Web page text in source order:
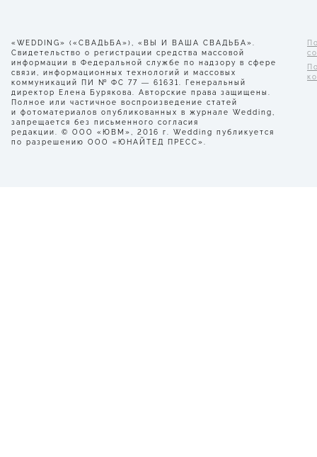
«WEDDING» («СВАДЬБА»), «ВЫ И ВАША СВАДЬБА».
Свидетельство о регистрации средства массовой
информации в Федеральной службе по надзору в сфере
связи, информационных технологий и массовых
коммуникаций ПИ № ФС 77 — 61631. Генеральный
директор Елена Бурякова. Авторские права защищены.
Полное или частичное воспроизведение статей
и фотоматериалов опубликованных в журнале Wedding,
запрещается без письменного согласия
редакции. © ООО «ЮВМ», 2016 г. Wedding публикуется
по разрешению ООО «ЮНАЙТЕД ПРЕСС».